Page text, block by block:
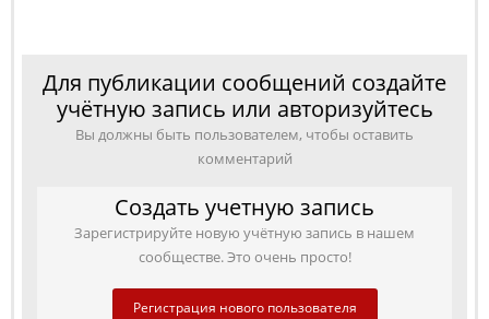
Для публикации сообщений создайте
учётную запись или авторизуйтесь
Вы должны быть пользователем, чтобы оставить
комментарий
Создать учетную запись
Зарегистрируйте новую учётную запись в нашем
сообществе. Это очень просто!
Регистрация нового пользователя